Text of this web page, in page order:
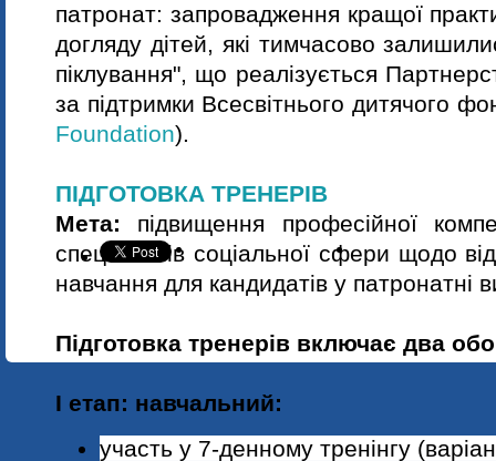
патронат: запровадження кращої
догляду дітей, які тимчасово
піклування", що реалізується
за підтримки Всесвітнього дитячого
Foundation).
ПІДГОТОВКА ТРЕНЕРІВ
Мета: підвищення професійної
спеціалістів соціальної сфери щодо
навчання для кандидатів у патронатні
Підготовка тренерів включає два
І етап: навчальний:
участь у 7-денному тренінгу